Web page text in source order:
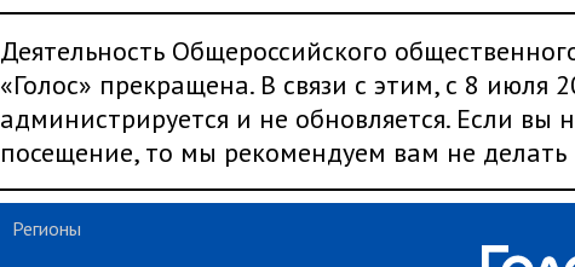
Деятельность Общероссийского
«Голос» прекращена. В связи с этим, с 8 июля
администрируется и не обновляется. Если вы
посещение, то мы рекомендуем вам не делать
Регионы